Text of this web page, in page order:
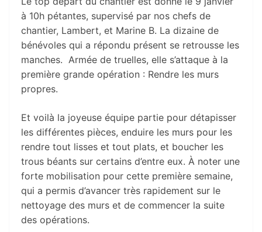
à 10h pétantes, supervisé par nos chefs de
chantier, Lambert, et Marine B. La dizaine de
bénévoles qui a répondu présent se retrousse les
manches. Armée de truelles, elle s’attaque à la
première grande opération : Rendre les murs
propres.
Et voilà la joyeuse équipe partie pour détapisser
les différentes pièces, enduire les murs pour les
rendre tout lisses et tout plats, et boucher les
trous béants sur certains d’entre eux. À noter une
forte mobilisation pour cette première semaine,
qui a permis d’avancer très rapidement sur le
nettoyage des murs et de commencer la suite
des opérations.